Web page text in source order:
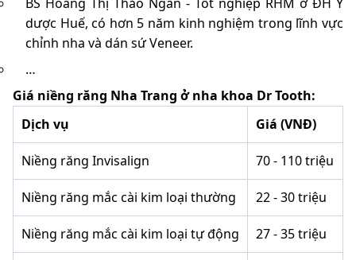
dược Huế, có hơn 5 năm kinh nghiệm trong lĩnh vực
chỉnh nha và dán sứ Veneer.
…
Giá niềng răng Nha Trang ở nha khoa Dr Tooth:
Dịch vụ
Giá (VNĐ)
Niềng răng Invisalign 70 - 110 triệu
Niềng răng mắc cài kim loại thường 22 - 30 triệu
Niềng răng mắc cài kim loại tự động 27 - 35 triệu